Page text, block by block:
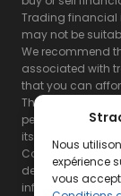
Nous
expérience
vous
Trading financial
may not be
We recommend
associated with
that you can
The Stradoji site
performance of
its site and its
Consequently,
decline all
information and